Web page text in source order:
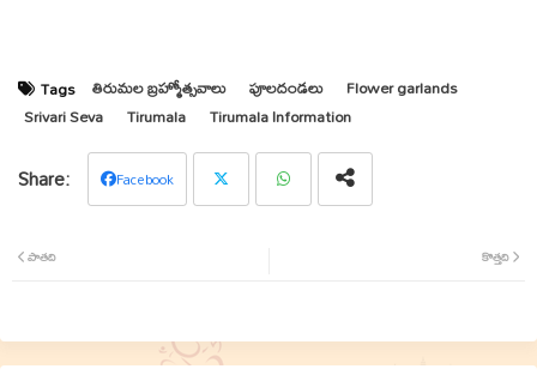
Tags తిరుమల బ్రహ్మోత్సవాలు పూలదండలు
Flower garlands
Srivari Seva
Tirumala Tirumala Information
Facebook
కొత్తది
పాతది